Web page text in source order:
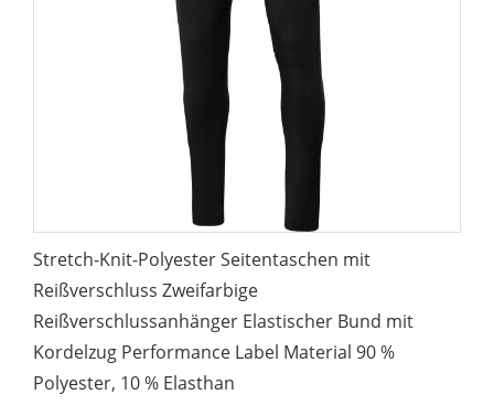
Stretch-Knit-Polyester Seitentaschen mit
Reißverschluss Zweifarbige
Reißverschlussanhänger Elastischer Bund mit
Kordelzug Performance Label Material 90 %
Polyester, 10 % Elasthan